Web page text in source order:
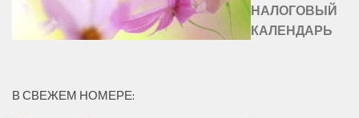
НАЛОГОВЫЙ
КАЛЕНДАРЬ
В СВЕЖЕМ НОМЕРЕ: